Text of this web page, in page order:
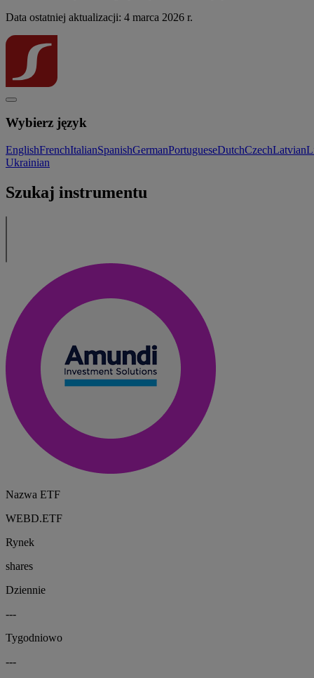
Data ostatniej aktualizacji: 4 marca 2026 r.
Wybierz język
EnglishFrenchItalianSpanishGermanPortugueseDutchCzechLatvian
Ukrainian
Szukaj instrumentu
Nazwa ETF
WEBD.ETF
Rynek
shares
Dziennie
---
Tygodniowo
---